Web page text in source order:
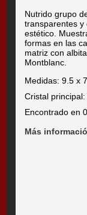
Nutrido grupo
transparentes y
estético.
formas en las
matriz con
Montblanc.
Medidas: 9.5 x
Cristal principal:
Encontrado en
Más